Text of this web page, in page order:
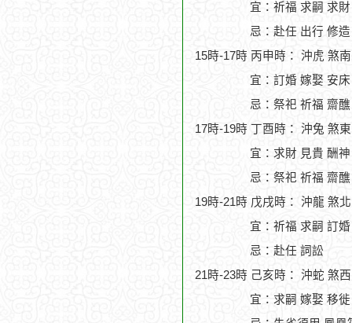
宜：祈福 求嗣 求
忌：赴任 出行 修造
15時-17時 丙申時： 沖虎 煞
宜：訂婚 嫁娶 安
忌：祭祀 祈福 齋
17時-19時 丁酉時： 沖兔 煞
宜：求財 見貴 酬
忌：祭祀 祈福 齋
19時-21時 戊戌時： 沖龍 煞
宜：祈福 求嗣 訂
忌：赴任 詞訟
21時-23時 己亥時： 沖蛇 煞
宜：求嗣 嫁娶 移